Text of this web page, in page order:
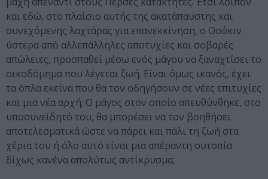
και εδώ, στο πλαίσιο αυτής της ακατάπαυστης και
συνεχόμενης λαχτάρας για επανεκκίνηση, ο Οσόκιν
ύστερα από αλλεπάλληλες αποτυχίες και σοβαρές
απώλειες, προσπαθεί μέσω ενός μάγου να ξαναχτίσει το
οικοδόμημα που λέγεται ζωή. Είναι όμως ικανός, έχει
τα όπλα εκείνα που θα τον οδηγήσουν σε νέες επιτυχίες
και μια νέα αρχή; Ο μάγος στον οποίο απευθύνθηκε, στο
υποσυνείδητό του, θα μπορέσει να τον βοηθήσει
αποτελεσματικά ώστε να πάρει και πάλι τη ζωή στα
χέρια του ή όλο αυτό είναι μια απέραντη ουτοπία
δίχως κανένα απολύτως αντίκρυσμα;